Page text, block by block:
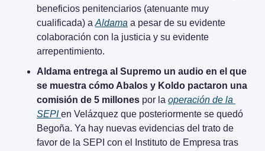
beneficios penitenciarios (atenuante muy
cualificada) a Aldama a pesar de su evidente
colaboración con la justicia y su evidente
arrepentimiento.
Aldama entrega al Supremo un audio en el que
se muestra cómo Abalos y Koldo pactaron una
comisión de 5 millones por la operación de la
SEPI en Velázquez que posteriormente se quedó
Begoña. Ya hay nuevas evidencias del trato de
favor de la SEPI con el Instituto de Empresa tras